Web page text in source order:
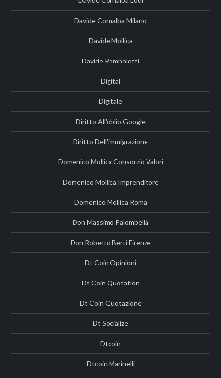
Davide Cornalba Milano
Davide Mollica
Davide Rombolotti
Digital
Digitale
Diritto All'oblio Google
Diritto Dell'immigrazione
Domenico Mollica Consorzio Valori
Domenico Mollica Imprenditore
Domenico Mollica Roma
Don Massimo Palombella
Don Roberto Berti Firenze
Dt Coin Opinioni
Dt Coin Quotation
Dt Coin Quotazione
Dt Socialize
Dtcoin
Dtcoin Marinelli